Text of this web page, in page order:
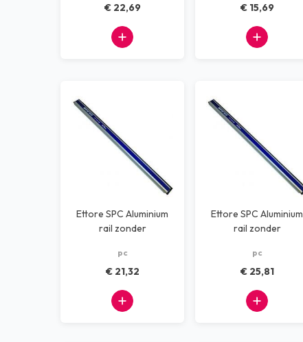
€ 22,69 € 15,69
Ettore SPC Aluminium
rail zonder
pc
€ 21,32
Ettore SPC Aluminium
rail zonder
pc
€ 25,81